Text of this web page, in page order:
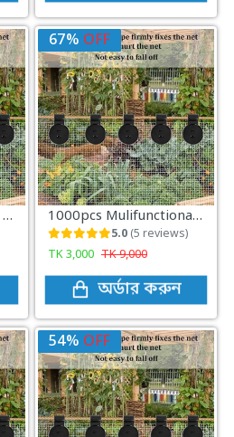
500pcs Mulifunctional Sunshade Net Fixing Clip
67% OFF
1000pcs Mulifunctional Sunshade Net Fixing Clip
5.0 (5 reviews)
TK3,000 TK9,000
অর্ডার করুন
54% OFF